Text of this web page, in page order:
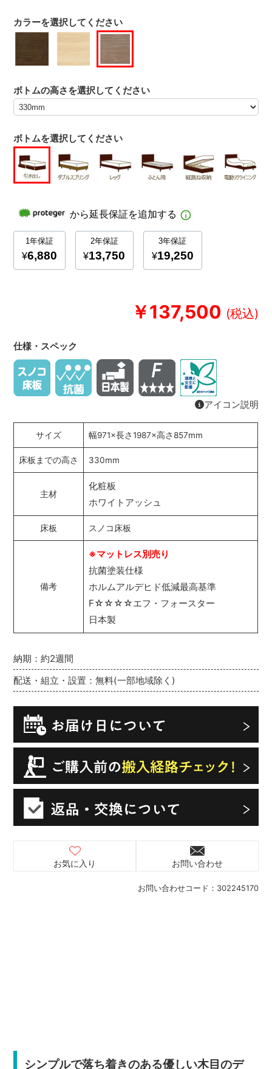
￥137,500
お問い合わせコード： 302245170
納期：約2週間
配送・組立・設置：無料(一部地域除く)
カラーを選択してください
ボトムの高さを選択してください
ボトムを選択してください
お気に入り お問い合わせ
シンプルで落ち着きのある優しい木目のデ
仕様・スペック
アイコン説明
サイズ 幅971×長さ1987×高さ857mm
床板までの高さ 330mm
主材
化粧板
ホワイトアッシュ
床板 スノコ床板
備考
※マットレス別売り
抗菌塗装仕様
ホルムアルデヒド低減最高基準
F☆☆☆☆エフ・フォースター
日本製